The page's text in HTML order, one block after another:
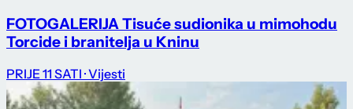
FOTOGALERIJA Tisuće sudionika u mimohodu
Torcide i branitelja u Kninu
PRIJE 11 SATI · Vijesti